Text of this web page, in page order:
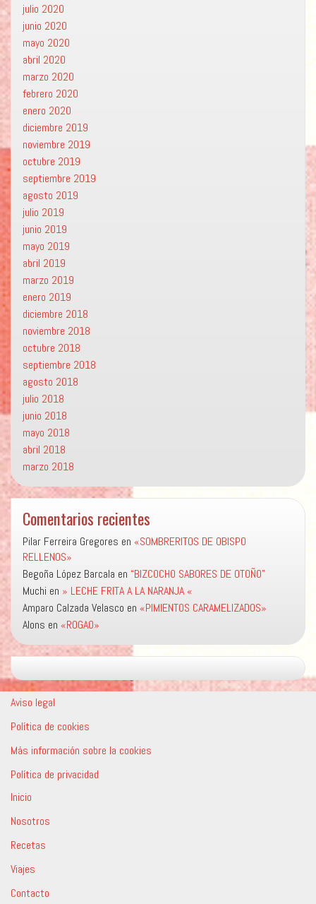
julio 2020
junio 2020
mayo 2020
abril 2020
marzo 2020
febrero 2020
enero 2020
diciembre 2019
noviembre 2019
octubre 2019
septiembre 2019
agosto 2019
julio 2019
junio 2019
mayo 2019
abril 2019
marzo 2019
enero 2019
diciembre 2018
noviembre 2018
octubre 2018
septiembre 2018
agosto 2018
julio 2018
junio 2018
mayo 2018
abril 2018
marzo 2018
Comentarios recientes
Pilar Ferreira Gregores en «SOMBRERITOS DE OBISPO
RELLENOS»
Begoña López Barcala en “BIZCOCHO SABORES DE OTOÑO”
Muchi en » LECHE FRITA A LA NARANJA «
Amparo Calzada Velasco en «PIMIENTOS CARAMELIZADOS»
Alons en «ROGAO»
Aviso legal
Política de cookies
Más información sobre la cookies
Política de privacidad
Inicio
Nosotros
Recetas
Viajes
Contacto